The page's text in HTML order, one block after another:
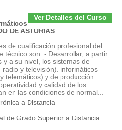
Ver Detalles del Curso
DE ASTURIAS
de cualificación profesional del
técnico son: - Desarrollar, a partir
y a su nivel, los sistemas de
y televisión), informáticos
telemáticos) y de producción
y calidad de los
en las condiciones de normal...
a Distancia
de Grado Superior a Distancia